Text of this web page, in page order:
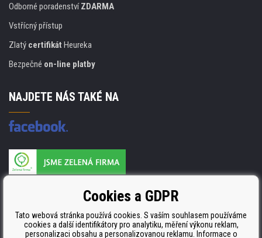
Odborné poradenstvíZDARMA
Vstřícný přístup
Zlatý certifikát Heureka
Bezpečné on-line platby
NAJDETE NÁS TAKÉ NA
ISO 9001. ISO 14001 a STMC.Cookies a GDPR
Tato webová stránka používá cookies. S vaším souhlasem používáme
cookies a další identifikátory pro analytiku, měření výkonu reklam,
personalizaci obsahu a personalizovanou reklamu. Informace o